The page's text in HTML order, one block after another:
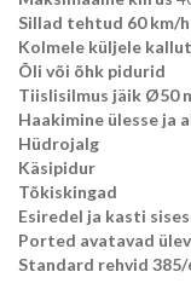
Sillad tehtud 60 km/
Kolmele küljele
Õli või õhk pidurid
Tiislisilmus jäik Ø50
Haakimine ülesse ja
Hüdrojalg
Käsipidur
Tõkiskingad
Esiredel ja kasti
Ported avatavad
Standard rehvid 385/